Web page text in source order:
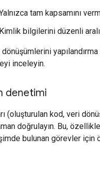
tam kapsamını
Kimlik bilgilerini düzenli
dönüşümlerini
inceleyin.
denetimi
(oluşturulan kod, veri
doğrulayın. Bu,
bulunan görevler için